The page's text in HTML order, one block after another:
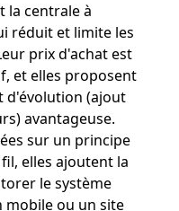
la centrale à
réduit et limite les
prix d'achat est
et elles proposent
d'évolution (ajout
avantageuse.
sur un principe
elles ajoutent la
le système
mobile ou un site